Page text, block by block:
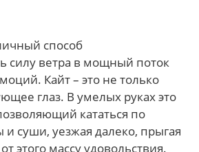
способ
силу ветра в мощный поток
Кайт – это не только
глаз. В умелых руках это
кататься по
и суши, уезжая далеко, прыгая
этого массу удовольствия.